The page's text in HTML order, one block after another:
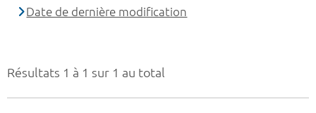
Résultats 1 à 1 sur 1 au total
Date de dernière modification